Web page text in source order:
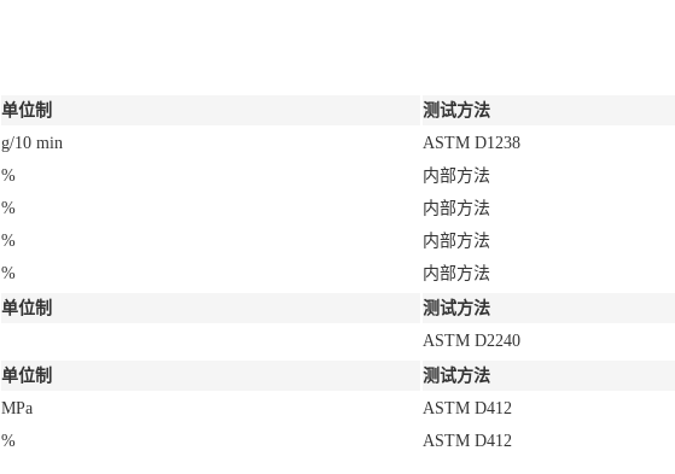
单位制
测试方法
g/10 min
ASTM D1238
%
内部方法
%
内部方法
%
内部方法
%
内部方法
单位制
测试方法
ASTM D2240
单位制
测试方法
MPa
ASTM D412
% ASTM D412